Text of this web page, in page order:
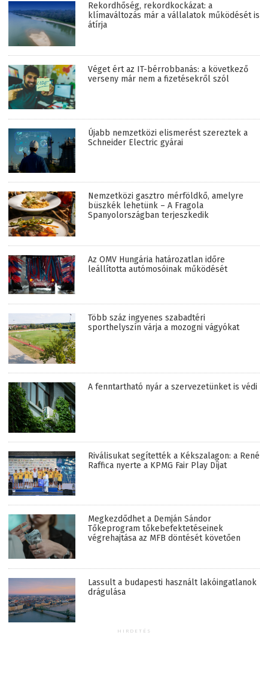
Rekordhőség, rekordkockázat: a
klímaváltozás már a vállalatok működését is
átírja
Véget ért az IT-bérrobbanás: a következő
verseny már nem a fizetésekről szól
Újabb nemzetközi elismerést szereztek a
Schneider Electric gyárai
Nemzetközi gasztro mérföldkő, amelyre
büszkék lehetünk – A Fragola
Spanyolországban terjeszkedik
Az OMV Hungária határozatlan időre
leállította autómosóinak működését
Több száz ingyenes szabadtéri
sporthelyszín várja a mozogni vágyókat
A fenntartható nyár a szervezetünket is védi
Riválisukat segítették a Kékszalagon: a René
Raffica nyerte a KPMG Fair Play Díjat
Megkezdődhet a Demján Sándor
Tőkeprogram tőkebefektetéseinek
végrehajtása az MFB döntését követően
Lassult a budapesti használt lakóingatlanok
drágulása
HIRDETÉS